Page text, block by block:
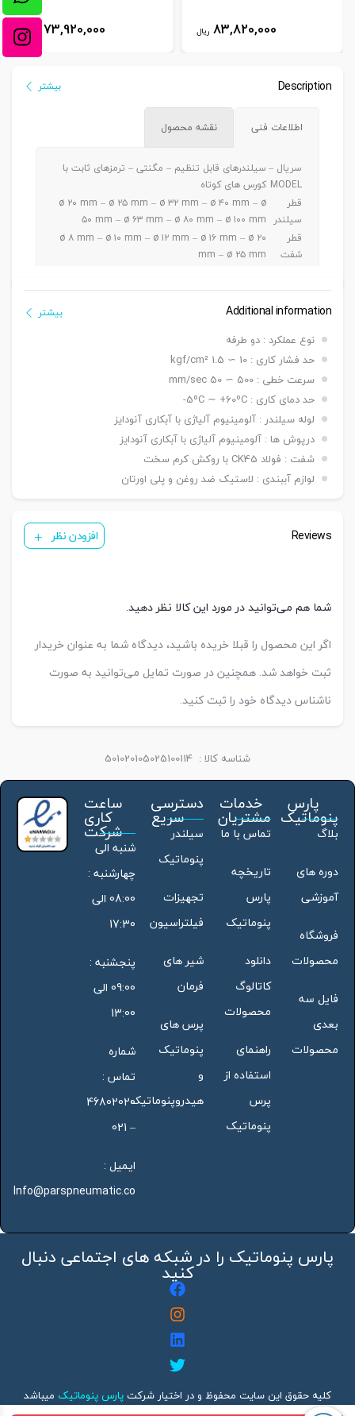
83,820,000 ریال 73,920,000 ریال
Description بیشتر
اطلاعات فنی نقشه محصول
سریال –
MODEL
سیلندرهای قابل تنظیم – مگنتی – ترمزهای ثابت با
کورس های کوتاه
قطر
سیلندر
ø ۲۰ mm – ø ۲۵ mm – ø ۳۲ mm – ø ۴۰ mm – ø
۵۰ mm – ø ۶۳ mm – ø ۸۰ mm – ø ۱۰۰ mm
قطر
شفت
ø ۸ mm – ø ۱۰ mm – ø ۱۲ mm – ø ۱۶ mm – ø ۲۰
mm – ø ۲۵ mm
~ 50 mm / ø ۶۳-۸۰-۱۰۰mm a 5 ~ 100 mm
دنده
دنده ماندگی ,دنده نری
بست
نصبی
شاخه مادگی Y – بست چشمی FI – بست شناور FC
سنسور KT 33 R
تعداد
سنسور
یک عدد ,دو عدد
Additional information
نوع عملکرد : دو طرفه
حد فشار کاری : 10 ∼ 1.5 kgf/cm²
سرعت خطی : 500 ∼ 50 mm/sec
حد دمای کاری : 5ºC ∼ +60ºC-
لوله سیلندر : آلومینیوم آلیاژی با آبکاری آنودایز
درپوش ها : آلومینیوم آلیاژی با آبکاری آنودایز
شفت : فولاد CK45 با روکش کرم سخت
لوازم آببندی : لاستیک ضد روغن و پلی اورتان
بیشتر
Reviews افزودن نظر
شما هم می‌توانید در مورد این کالا نظر دهید.
اگر این محصول را قبلا خریده باشید، دیدگاه شما به عنوان خریدار
ثبت خواهد شد. همچنین در صورت تمایل می‌توانید به صورت
ناشناس دیدگاه خود را ثبت کنید.
شناسه کالا : 501020105025100114
پارس
پنوماتیک
بلاگ
دوره های
آموزشی
فروشگاه
محصولات
فایل سه
بعدی
محصولات
خدمات
مشتریان
تماس با ما
تاریخچه
پارس
پنوماتیک
دانلود
کاتالوگ
محصولات
راهنمای
استفاده از
پرس
پنوماتیک
دسترسی
سریع
سیلندر
پنوماتیک
تجهیزات
فیلتراسیون
شیر های
فرمان
پرس های
پنوماتیک
و
هیدروپنوماتیک
ساعت
کاری
شرکت
شنبه الی
چهارشنبه :
08:00 الی
17:30
پنجشنبه :
09:00 الی
13:00
شماره
تماس :
46802020
– 021
ایمیل :
Info@parspneumatic.co
پارس پنوماتیک را در شبکه های اجتماعی دنبال
کنید
کلیه حقوق این سایت محفوظ و در اختیار شرکتپارس پنوماتیک میباشد